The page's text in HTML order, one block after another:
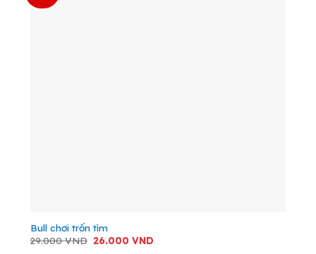
Bull chơi trốn tìm
29.000VND Giá
26.000 VNDGiá